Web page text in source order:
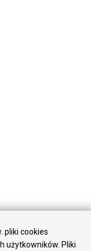
pliki cookies
użytkowników. Pliki